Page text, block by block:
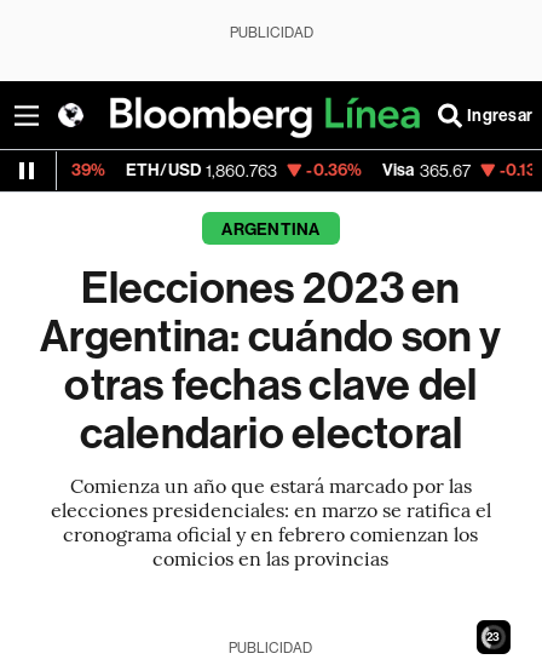
PUBLICIDAD
Ingresar
ETH/USD 1,860.763 -0.36% Visa 365.67 -0.13%
ARGENTINA
Elecciones 2023 en
Argentina: cuándo son y
otras fechas clave del
calendario electoral
Comienza un año que estará marcado por las
elecciones presidenciales: en marzo se ratifica el
cronograma oficial y en febrero comienzan los
comicios en las provincias
21
PUBLICIDAD